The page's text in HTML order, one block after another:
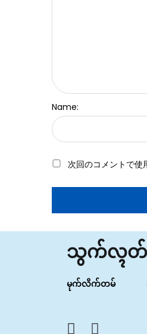
Name:
次回のコメントで使
သွက်လ္ၚတ်
မုက်လိက်တမ်